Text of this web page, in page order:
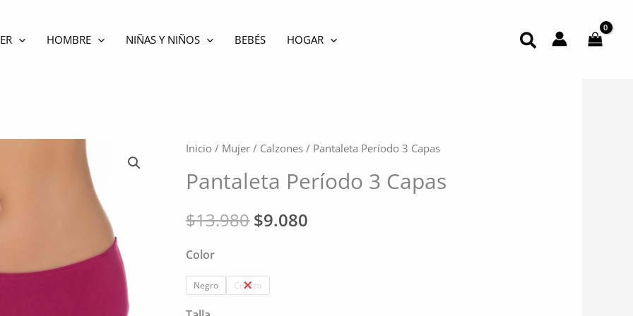
HOMBRE NIÑAS Y NIÑOS BEBÉS HOGAR Buscar
Inicio / Mujer / Calzones / Pantaleta Período 3 Capas
Pantaleta Período 3 Capas
$13.980El
original
$9.080
Color
Negro Cereza